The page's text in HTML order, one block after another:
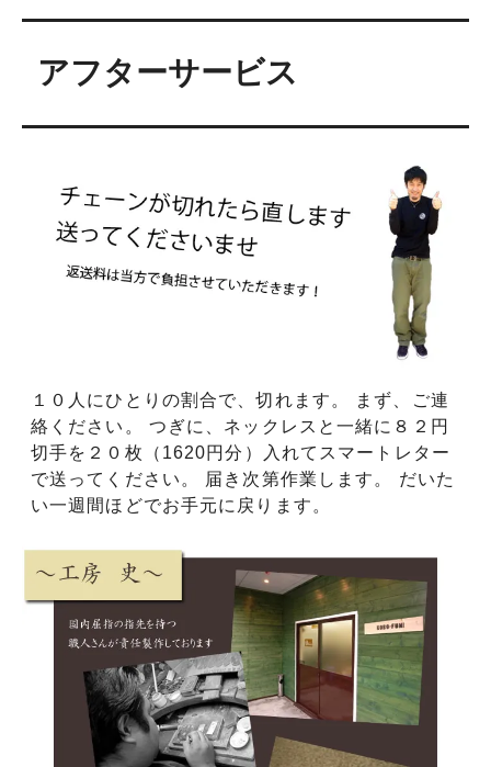
アフターサービス
１０人にひとりの割合で、切れます。 まず、ご連
絡ください。 つぎに、ネックレスと一緒に８２円
切手を２０枚（1620円分）入れてスマートレター
で送ってください。 届き次第作業します。 だいた
い一週間ほどでお手元に戻ります。